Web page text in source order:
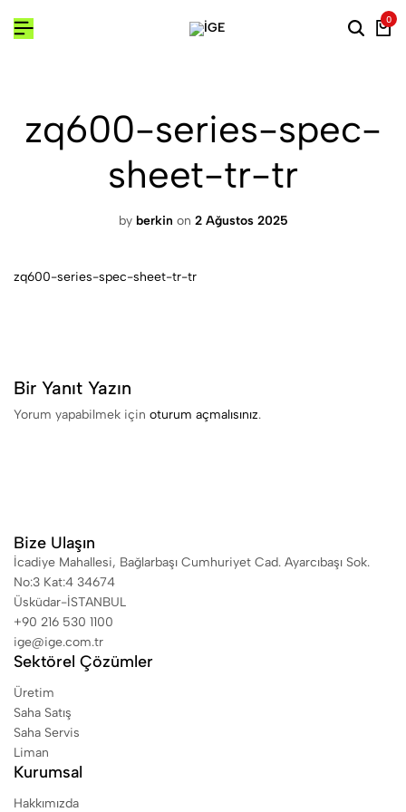
0
zq600-series-spec-
sheet-tr-tr
by berkin on 2 Ağustos 2025
zq600-series-spec-sheet-tr-tr
Bir Yanıt Yazın
Yorum yapabilmek için oturum açmalısınız.
Bize Ulaşın
İcadiye Mahallesi, Bağlarbaşı Cumhuriyet Cad. Ayarcıbaşı Sok.
No:3 Kat:4 34674
Üsküdar-İSTANBUL
+90 216 530 1100
ige@ige.com.tr
Sektörel Çözümler
Üretim
Saha Satış
Saha Servis
Liman
Kurumsal
Hakkımızda